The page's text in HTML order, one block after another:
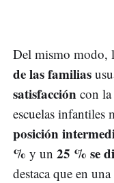
Del mismo modo,
de las familias
satisfacción con
escuelas infantiles
posición
% y un 25 % se
destaca que en